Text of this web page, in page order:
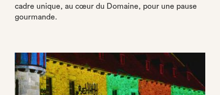
cadre unique, au cœur du Domaine, pour une pause
gourmande.